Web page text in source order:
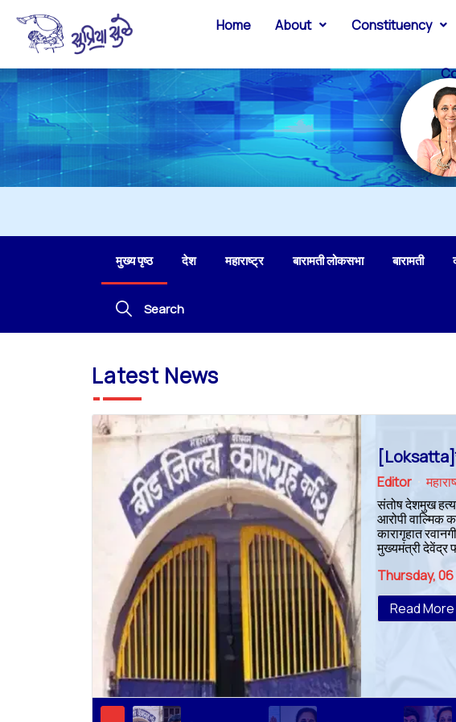
Home About Constituency
मुख्य पृष्ठ देश महाराष्ट्र बारामती लोकसभा बारामती
Search
Latest News
Editor
संतोष देशमुख
आरोपी वाल्मिक
कारागृहात
मुख्यमंत्री देवेंद्र
Thursday,
Read More